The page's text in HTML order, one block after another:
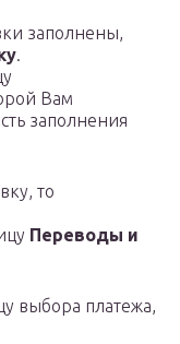
заполнены,
.
Вам
заполнения
то
Переводы и
выбора платежа,